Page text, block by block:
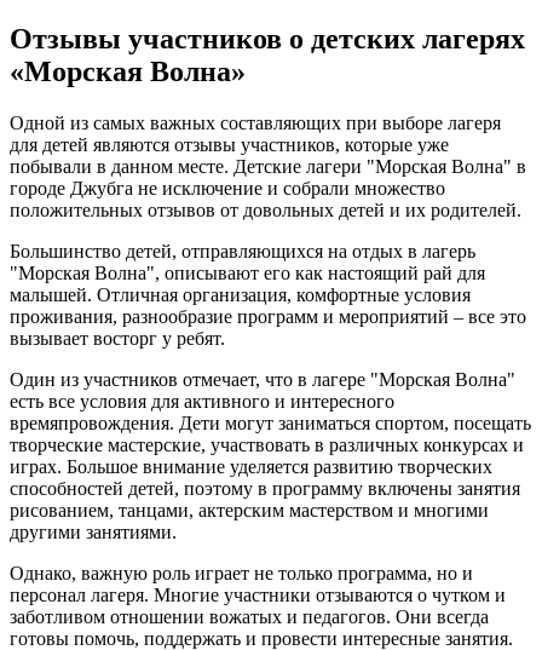
Отзывы участников о детских лагерях
«Морская Волна»
Одной из самых важных составляющих при выборе лагеря
для детей являются отзывы участников, которые уже
побывали в данном месте. Детские лагери "Морская Волна" в
городе Джубга не исключение и собрали множество
положительных отзывов от довольных детей и их родителей.
Большинство детей, отправляющихся на отдых в лагерь
"Морская Волна", описывают его как настоящий рай для
малышей. Отличная организация, комфортные условия
проживания, разнообразие программ и мероприятий – все это
вызывает восторг у ребят.
Один из участников отмечает, что в лагере "Морская Волна"
есть все условия для активного и интересного
времяпровождения. Дети могут заниматься спортом, посещать
творческие мастерские, участвовать в различных конкурсах и
играх. Большое внимание уделяется развитию творческих
способностей детей, поэтому в программу включены занятия
рисованием, танцами, актерским мастерством и многими
другими занятиями.
Однако, важную роль играет не только программа, но и
персонал лагеря. Многие участники отзываются о чутком и
заботливом отношении вожатых и педагогов. Они всегда
готовы помочь, поддержать и провести интересные занятия.